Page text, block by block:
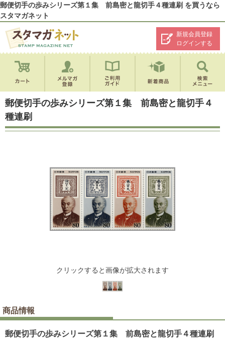
郵便切手の歩みシリーズ第１集 前島密と龍切手４種連刷 を買うなら
スタマガネット
新規会員登録
ログインする
郵便切手の歩みシリーズ第１集 前島密と龍切手４
種連刷
クリックすると画像が拡大されます
商品情報
郵便切手の歩みシリーズ第１集 前島密と龍切手４種連刷